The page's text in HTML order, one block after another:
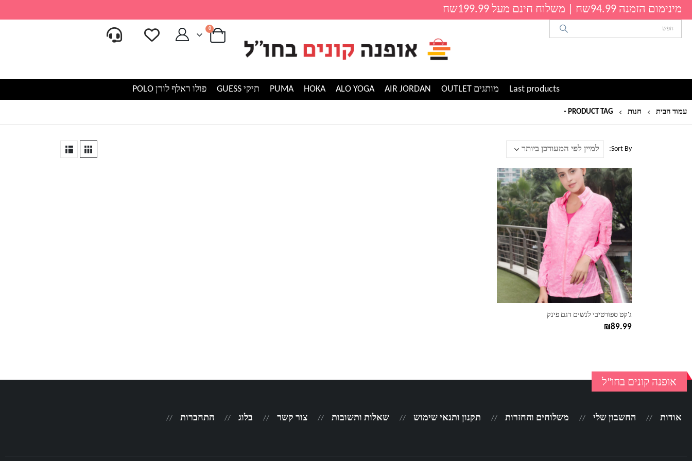
מינימום הזמנה 94.99שח | משלוח חינם מעל 199.99שח
0
Last products מותגים OUTLET AIR JORDAN
ALO YOGA
HOKA
PUMA תיקי GUESS פולו ראלף לורן POLO
עמוד הבית חנות PRODUCT TAG -
Sort By:
ג'קט ספורטיבי לנשים דגם פינק
₪89.99
למוצר
זה
יש
מספר
סוגים.
לבחור
את
האפשרויות
בעמוד
המוצר
אופנה קונים בחו"ל
אודות החשבון שלי משלוחים והחזרות תקנון ותנאי שימוש שאלות ותשובות צור קשר בלוג התחברות